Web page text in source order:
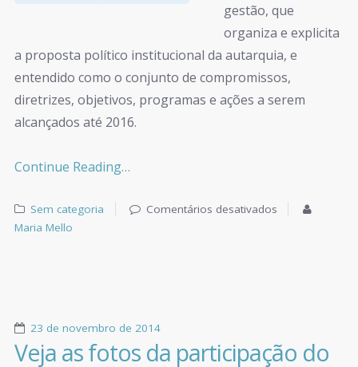
gestão, que
organiza e explicita
a proposta político institucional da autarquia, e
entendido como o conjunto de compromissos,
diretrizes, objetivos, programas e ações a serem
alcançados até 2016.
Continue Reading…
Sem categoria
Comentários desativados
Maria Mello
23 de novembro de 2014
Veja as fotos da participação do